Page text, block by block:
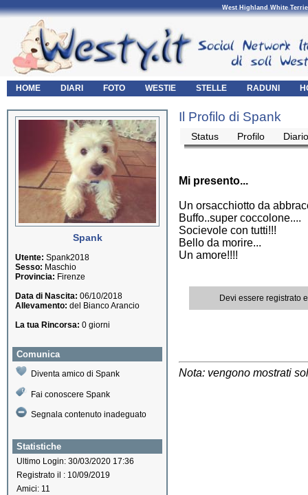
West Highland White
HOME DIARI FOTO WESTIE STELLE RADUNI
Spank
Utente: Spank2018
Sesso: Maschio
Provincia: Firenze
Data di Nascita: 06/10/2018
Allevamento: del Bianco Arancio
La tua Rincorsa: 0 giorni
Comunica
Diventa amico di Spank
Fai conoscere Spank
Segnala contenuto inadeguato
Statistiche
Ultimo Login: 30/03/2020 17:36
Registrato il : 10/09/2019
Amici: 11
Il Profilo di Spank
Status Profilo Diario
Mi presento...
Un orsacchiotto da
Buffo..super coccolone....
Socievole con tutti!!!
Bello da morire...
Un amore!!!!
Devi essere registrato
Nota: vengono mostrati